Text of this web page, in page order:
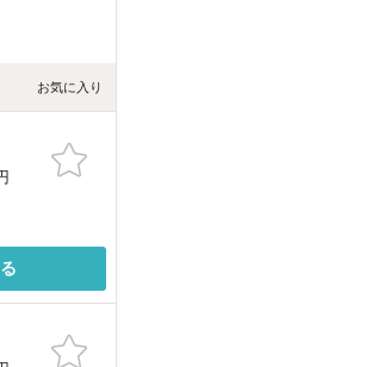
お気に入り